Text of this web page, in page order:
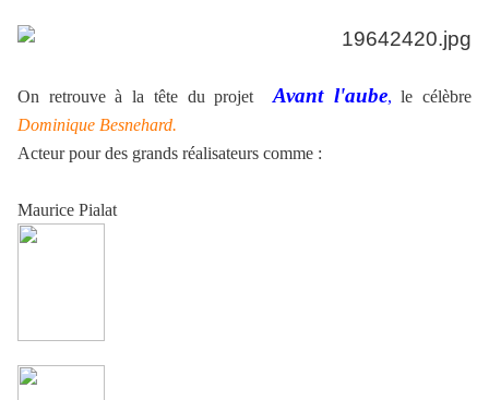
On retrouve à la tête du projet Avant l'aube, le célèbre
Dominique Besnehard.
Acteur pour des grands réalisateurs comme :
Maurice Pialat